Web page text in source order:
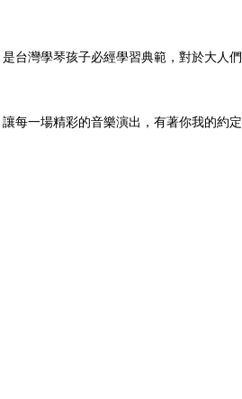
灣學琴孩子必經學習典範，對於大人
一場精彩的音樂演出，有著你我的約